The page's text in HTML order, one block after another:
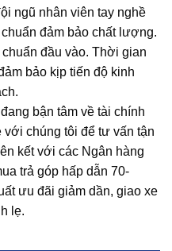
ngũ nhân viên tay nghề
đảm bảo chất lượng.
đầu vào. Thời gian
bảo kịp tiến độ kinh
bận tâm về tài chính
với chúng tôi để tư vấn tận
kết với các Ngân hàng
trả góp hấp dẫn 70-
ưu đãi giảm dần, giao xe
lẹ.